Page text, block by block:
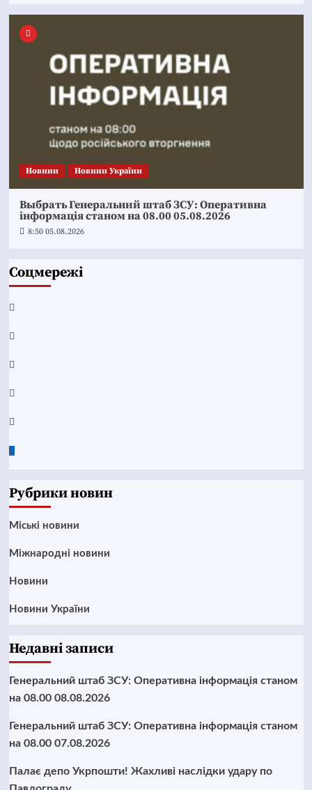
Новини Новини України
Выбрать Генеральний штаб ЗСУ: Оперативна
інформація станом на 08.00 05.08.2026
8:50 05.08.2026
Соцмережі
Facebook
YouTube
Telegram
Instagram
Twitter
Рубрики новин
Mіські новини
Міжнародні новини
Новини
Новини України
Недавні записи
Генеральний штаб ЗСУ: Оперативна інформація станом
на 08.00 08.08.2026
Генеральний штаб ЗСУ: Оперативна інформація станом
на 08.00 07.08.2026
Палає депо Укрпошти! Жахливі наслідки удару по